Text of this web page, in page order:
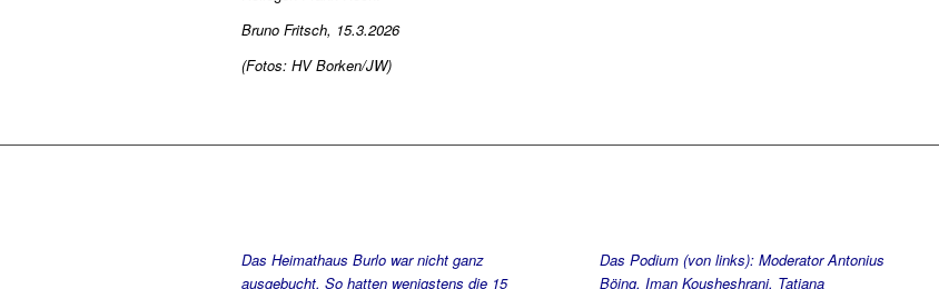
Bruno Fritsch, 15.3.2026
(Fotos: HV Borken/JW)
Das Heimathaus Burlo war nicht ganz
ausgebucht. So hatten wenigstens die 15
Das Podium (von links): Moderator Antonius
Böing, Iman Kousheshrani, Tatjana